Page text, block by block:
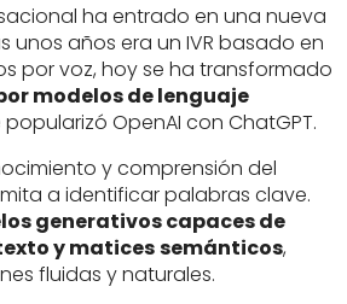
ha entrado en una nueva
unos años era un IVR basado en
por voz, hoy se ha transformado
modelos de lenguaje
OpenAI con ChatGPT.
y comprensión del
a identificar palabras clave.
generativos capaces de
y maticessemánticos,
fluidas y naturales.